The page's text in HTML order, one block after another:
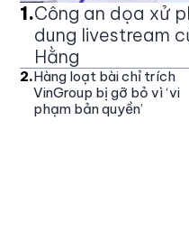
1.Công an dọa xử
dung livestream
Hằng
2.Hàng loạt bài chỉ trích
VinGroup bị gỡ bỏ vì ‘vi
phạm bản quyền’